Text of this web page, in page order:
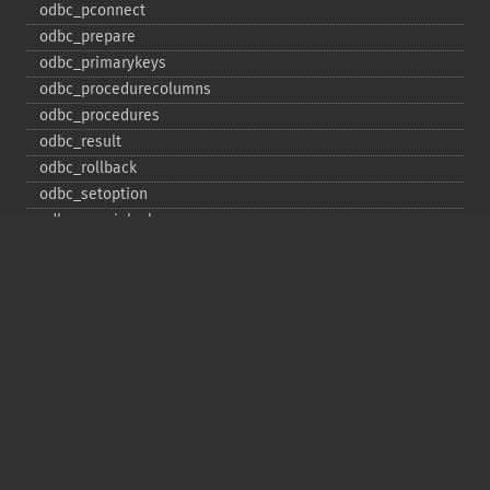
odbc_​pconnect
odbc_​prepare
odbc_​primarykeys
odbc_​procedurecolumns
odbc_​procedures
odbc_​result
odbc_​rollback
odbc_​setoption
odbc_​specialcolumns